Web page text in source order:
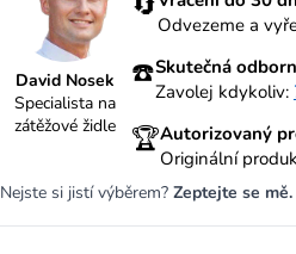
David Nosek
Specialista na
zátěžové židle
Odvezeme a
☎️Skutečná
Zavolej kdykoliv:
🏆Autorizovaný
Originální
Nejste si jistí výběrem? Zeptejte se mě.